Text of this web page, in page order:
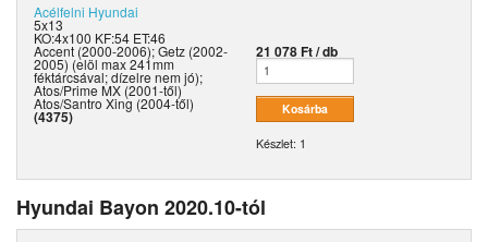
Acélfelni Hyundai
5x13
KO:4x100 KF:54 ET:46
Accent (2000-2006); Getz (2002-
2005) (elöl max 241mm
féktárcsával; dízelre nem jó);
Atos/Prime MX (2001-től)
Atos/Santro Xing (2004-től)
(4375)
21 078 Ft / db
Készlet: 1
Hyundai Bayon 2020.10-tól